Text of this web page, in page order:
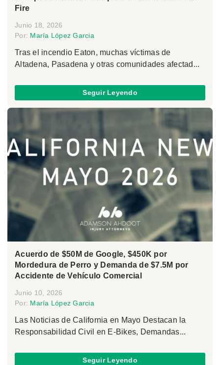
Fire
Junio 18, 2026
Por: María López Garcia
Tras el incendio Eaton, muchas víctimas de
Altadena, Pasadena y otras comunidades afectad...
Seguir Leyendo
Acuerdo de $50M de Google, $450K por
Mordedura de Perro y Demanda de $7.5M por
Accidente de Vehículo Comercial
Junio 10, 2026
Por: María López Garcia
Las Noticias de California en Mayo Destacan la
Responsabilidad Civil en E-Bikes, Demandas...
Seguir Leyendo